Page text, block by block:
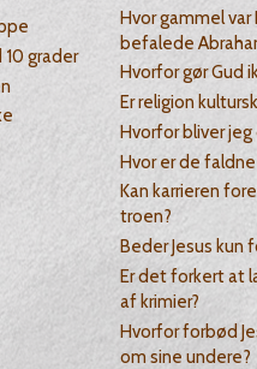
grader
Hvor gammel var
befalede
Hvorfor gør Gud
Er religion
Hvorfor bliver
Hvor er de
Kan karrieren
troen?
Beder Jesus kun
Er det forkert at
af krimier?
Hvorfor forbød
om sine undere?